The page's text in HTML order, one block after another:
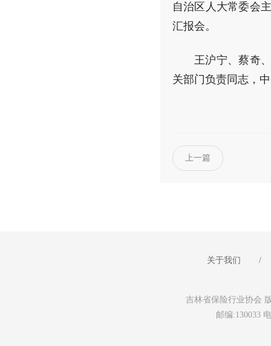
自治区人大常委会
汇报会。
王沪宁、蔡奇
关部门负责同志，
上一篇
关于我们 /
吉林省保险行业协会
邮编:130033